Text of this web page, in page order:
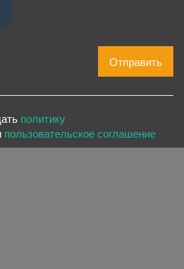
Отправить
политику
пользовательское соглашение